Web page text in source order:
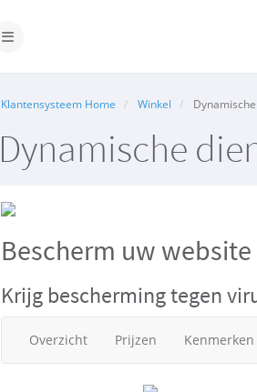
Navigatie in-/uitschakelen
Klantensysteem Home Winkel
Dynamische
Bescherm uw website
Krijg bescherming tegen
Overzicht Prijzen Kenmerken